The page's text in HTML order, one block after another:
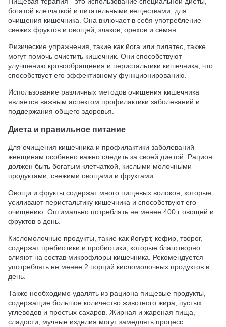
богатой клетчаткой и питательными веществами, для
очищения кишечника. Она включает в себя употребление
свежих фруктов и овощей, злаков, орехов и семян.
Физические упражнения, такие как йога или пилатес, также
могут помочь очистить кишечник. Они способствуют
улучшению кровообращения и перистальтики кишечника, что
способствует его эффективному функционированию.
Использование различных методов очищения кишечника
является важным аспектом профилактики заболеваний и
поддержания общего здоровья.
Диета и правильное питание
Для очищения кишечника и профилактики заболеваний
женщинам особенно важно следить за своей диетой. Рацион
должен быть богатым клетчаткой, кислыми молочными
продуктами, свежими овощами и фруктами.
Овощи и фрукты содержат много пищевых волокон, которые
усиливают перистальтику кишечника и способствуют его
очищению. Оптимально потреблять не менее 400 г овощей и
фруктов в день.
Кисломолочные продукты, такие как йогурт, кефир, творог,
содержат пребиотики и пробиотики, которые благотворно
влияют на состав микрофлоры кишечника. Рекомендуется
употреблять не менее 2 порций кисломолочных продуктов в
день.
Также необходимо удалять из рациона пищевые продукты,
содержащие большое количество животного жира, пустых
углеводов и простых сахаров. Жирная и жареная пища,
сладости, мучные изделия могут замедлять процесс